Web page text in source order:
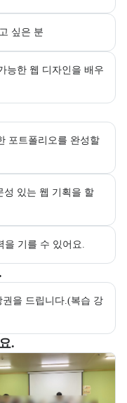
싶은 분
능한 웹 디자인을 배우
목으로 안내한다. 더보기
포트폴리오를 완성할
성 있는 웹 기획을 할
을 기를 수 있어요.
내한다.
을 드립니다.(복습 강
.
다.